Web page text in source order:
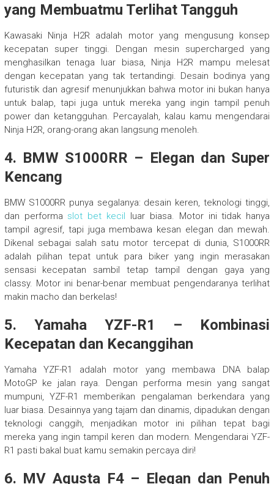
yang Membuatmu Terlihat Tangguh
Kawasaki Ninja H2R adalah motor yang mengusung konsep
kecepatan super tinggi. Dengan mesin supercharged yang
menghasilkan tenaga luar biasa, Ninja H2R mampu melesat
dengan kecepatan yang tak tertandingi. Desain bodinya yang
futuristik dan agresif menunjukkan bahwa motor ini bukan hanya
untuk balap, tapi juga untuk mereka yang ingin tampil penuh
power dan ketangguhan. Percayalah, kalau kamu mengendarai
Ninja H2R, orang-orang akan langsung menoleh.
4. BMW S1000RR – Elegan dan Super
Kencang
BMW S1000RR punya segalanya: desain keren, teknologi tinggi,
dan performa slot bet kecil luar biasa. Motor ini tidak hanya
tampil agresif, tapi juga membawa kesan elegan dan mewah.
Dikenal sebagai salah satu motor tercepat di dunia, S1000RR
adalah pilihan tepat untuk para biker yang ingin merasakan
sensasi kecepatan sambil tetap tampil dengan gaya yang
classy. Motor ini benar-benar membuat pengendaranya terlihat
makin macho dan berkelas!
5. Yamaha YZF-R1 – Kombinasi
Kecepatan dan Kecanggihan
Yamaha YZF-R1 adalah motor yang membawa DNA balap
MotoGP ke jalan raya. Dengan performa mesin yang sangat
mumpuni, YZF-R1 memberikan pengalaman berkendara yang
luar biasa. Desainnya yang tajam dan dinamis, dipadukan dengan
teknologi canggih, menjadikan motor ini pilihan tepat bagi
mereka yang ingin tampil keren dan modern. Mengendarai YZF-
R1 pasti bakal buat kamu semakin percaya diri!
6. MV Agusta F4 – Elegan dan Penuh